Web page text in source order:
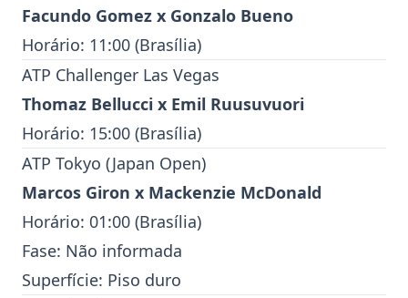
Facundo Gomez x Gonzalo Bueno
Horário: 11:00 (Brasília)
ATP Challenger Las Vegas
Thomaz Bellucci x Emil Ruusuvuori
Horário: 15:00 (Brasília)
ATP Tokyo (Japan Open)
Marcos Giron x Mackenzie McDonald
Horário: 01:00 (Brasília)
Fase: Não informada
Superfície: Piso duro